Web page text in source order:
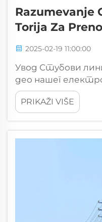
Razumevanje
Torija Za
2025-02-19 11:00:00
Увод Стубови
део нашег
омогућавајући
енергије на
масивни челични
преносе енергију
PRIKAŽI VIŠE